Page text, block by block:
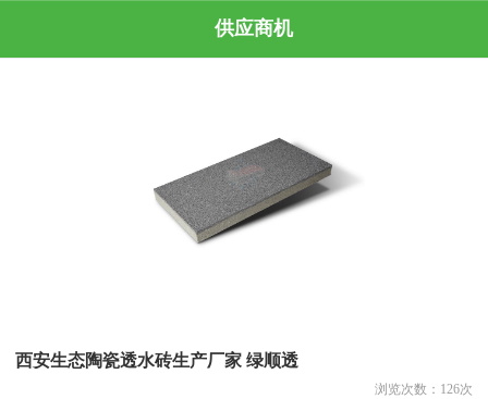
供应商机
西安生态陶瓷透水砖生产厂家 绿顺透
浏览次数： 126次